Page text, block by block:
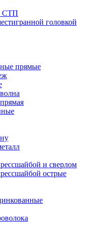
СТП
головкой
прямые
и сверлом
острые